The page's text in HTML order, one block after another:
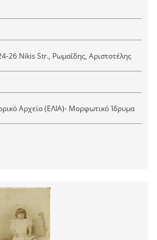
Αρχείο (ΕΛΙΑ)- Μορφωτικό Ίδρυμα